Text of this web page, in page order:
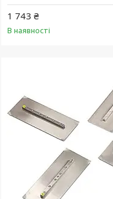
Купити
1 743 ₴
В наявності